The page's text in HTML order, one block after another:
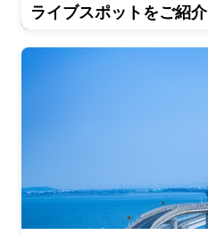
ライブスポットをご紹介